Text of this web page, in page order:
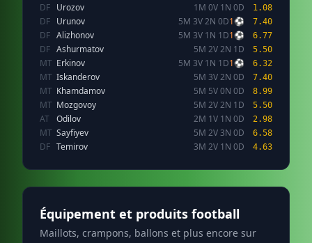
DF Urozov 1M 0V 1N 0D 1.08
DF Urunov 5M 3V 2N 0D1⚽ 7.40
DF Alizhonov 5M 3V 1N 1D1⚽ 6.77
DF Ashurmatov 5M 2V 2N 1D 5.50
MT Erkinov 5M 3V 1N 1D1⚽ 6.32
MT Iskanderov 5M 3V 2N 0D 7.40
MT Khamdamov 5M 5V 0N 0D 8.99
MT Mozgovoy 5M 2V 2N 1D 5.50
AT Odilov 2M 1V 1N 0D 2.98
MT Sayfiyev 5M 2V 3N 0D 6.58
DF Temirov 3M 2V 1N 0D 4.63
Équipement et produits football
Maillots, crampons, ballons et plus encore sur